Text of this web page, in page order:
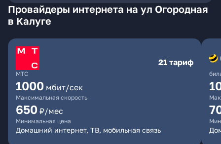
Провайдеры интернета на ул Огородная
в Калуге
МТС
21 тариф
1000 мбит/сек
Максимальная скорость
650 ₽/мес
Минимальная цена
Домашний интернет, ТВ, мобильная связь